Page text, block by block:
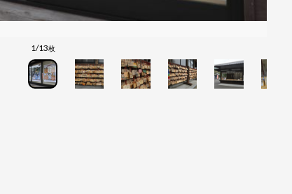
1/13枚